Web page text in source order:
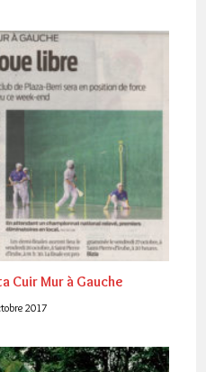
Cuir Mur à Gauche
2017